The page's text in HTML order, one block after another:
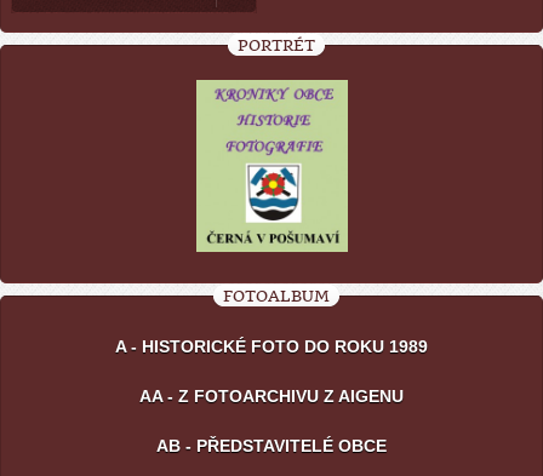
PORTRÉT
FOTOALBUM
A - HISTORICKÉ FOTO DO ROKU 1989
AA - Z FOTOARCHIVU Z AIGENU
AB - PŘEDSTAVITELÉ OBCE